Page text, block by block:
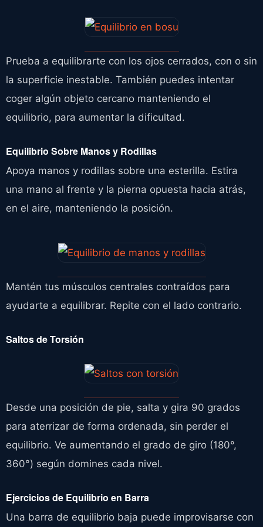
Prueba a equilibrarte con los ojos cerrados, con o sin
la superficie inestable. También puedes intentar
coger algún objeto cercano manteniendo el
equilibrio, para aumentar la dificultad.
Equilibrio Sobre Manos y Rodillas
Apoya manos y rodillas sobre una esterilla. Estira
una mano al frente y la pierna opuesta hacia atrás,
en el aire, manteniendo la posición.
Mantén tus músculos centrales contraídos para
ayudarte a equilibrar. Repite con el lado contrario.
Saltos de Torsión
Desde una posición de pie, salta y gira 90 grados
para aterrizar de forma ordenada, sin perder el
equilibrio. Ve aumentando el grado de giro (180°,
360°) según domines cada nivel.
Ejercicios de Equilibrio en Barra
Una barra de equilibrio baja puede improvisarse con